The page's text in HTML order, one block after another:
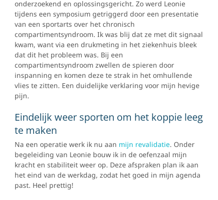
onderzoekend en oplossingsgericht. Zo werd Leonie
tijdens een symposium getriggerd door een presentatie
van een sportarts over het chronisch
compartimentsyndroom. Ik was blij dat ze met dit signaal
kwam, want via een drukmeting in het ziekenhuis bleek
dat dit het probleem was. Bij een
compartimentsyndroom zwellen de spieren door
inspanning en komen deze te strak in het omhullende
vlies te zitten. Een duidelijke verklaring voor mijn hevige
pijn.
Eindelijk weer sporten om het koppie leeg
te maken
Na een operatie werk ik nu aan mijn revalidatie. Onder
begeleiding van Leonie bouw ik in de oefenzaal mijn
kracht en stabiliteit weer op. Deze afspraken plan ik aan
het eind van de werkdag, zodat het goed in mijn agenda
past. Heel prettig!